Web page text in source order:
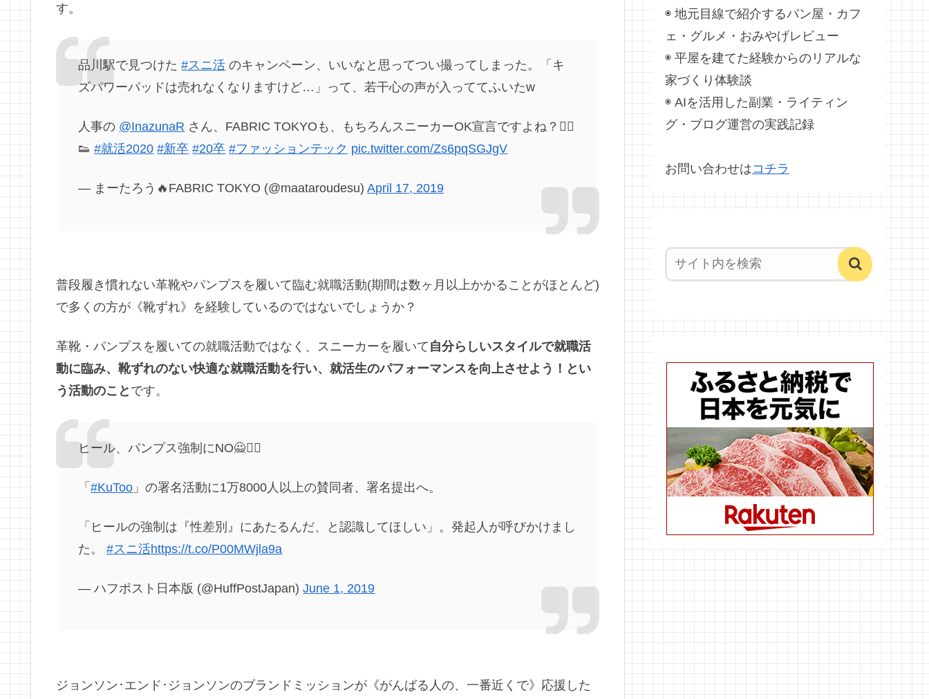
す。
品川駅で見つけた#スニ活 のキャンペーン、いいなと思ってつい撮ってしまった。「キ
ズパワーパッドは売れなくなりますけど…」って、若干心の声が入っててふいたw
人事の @InazunaR さん、FABRIC TOKYOも、もちろんスニーカーOK宣言ですよね？🙆‍♂️
👟#就活2020 #新卒 #20卒 #ファッションテック pic.twitter.com/Zs6pqSGJgV
— まーたろう🔥FABRIC TOKYO (@maataroudesu)April 17, 2019
普段履き慣れない革靴やパンプスを履いて臨む就職活動(期間は数ヶ月以上かかることがほとんど)
で多くの方が《靴ずれ》を経験しているのではないでしょうか？
革靴・パンプスを履いての就職活動ではなく、スニーカーを履いて 自分らしいスタイルで就職活
動に臨み、靴ずれのない快適な就職活動を行い、就活生のパフォーマンスを向上させよう！とい
う活動のこと です。
ヒール、パンプス強制にNO🙅🙅‍♂️
「#KuToo 」の署名活動に1万8000人以上の賛同者、署名提出へ。
「ヒールの強制は『性差別』にあたるんだ、と認識してほしい」。発起人が呼びかけまし
た。#スニ活https://t.co/P00MWjla9a
— ハフポスト日本版 (@HuffPostJapan)June 1, 2019
ジョンソン･エンド･ジョンソンのブランドミッションが《がんばる人の、一番近くで》応援した
◉ 地元目線で紹介するパン屋・カフ
ェ・グルメ・おみやげレビュー
◉ 平屋を建てた経験からのリアルな
家づくり体験談
◉ AIを活用した副業・ライティン
グ・ブログ運営の実践記録
お問い合わせはコチラ